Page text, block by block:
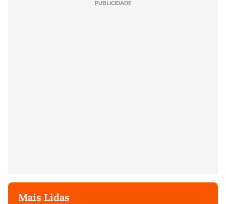
PUBLICIDADE
Mais Lidas